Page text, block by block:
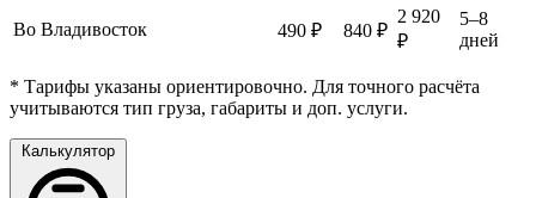
Во Владивосток 490 ₽ 840 ₽
2 920
₽
5–8
дней
* Тарифы указаны ориентировочно. Для точного расчёта
учитываются тип груза, габариты и доп. услуги.
Калькулятор